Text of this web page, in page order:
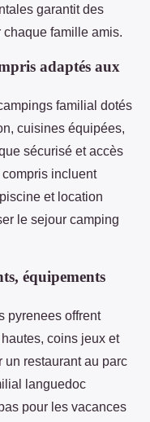
garantit des
famille amis.
adaptés aux
familial dotés
cuisines équipées,
sécurisé et accès
incluent
et location
le sejour camping
équipements
pyrenees offrent
coins jeux et
restaurant au parc
languedoc
pour les vacances